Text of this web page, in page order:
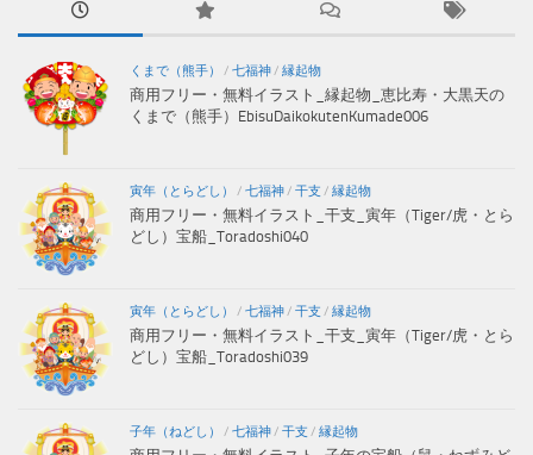
くまで（熊手） / 七福神/ 縁起物
商用フリー・無料イラスト_縁起物_恵比寿・大黒天の
くまで（熊手）EbisuDaikokutenKumade006
寅年（とらどし） / 七福神/ 干支 / 縁起物
商用フリー・無料イラスト_干支_寅年（Tiger/虎・とら
どし）宝船_Toradoshi040
寅年（とらどし） / 七福神/ 干支 / 縁起物
商用フリー・無料イラスト_干支_寅年（Tiger/虎・とら
どし）宝船_Toradoshi039
子年（ねどし） / 七福神/ 干支 / 縁起物